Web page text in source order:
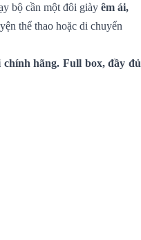
bộ cần một đôi giày êm ái,
thể thao hoặc di chuyển
hãng. Full box, đầy đủ